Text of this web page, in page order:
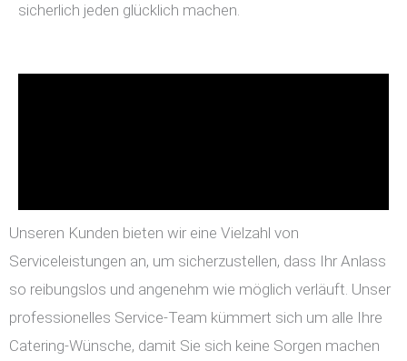
sicherlich jeden glücklich machen.
Unseren Kunden bieten wir eine Vielzahl von
Serviceleistungen an, um sicherzustellen, dass Ihr Anlass
so reibungslos und angenehm wie möglich verläuft. Unser
professionelles Service-Team kümmert sich um alle Ihre
Catering-Wünsche, damit Sie sich keine Sorgen machen